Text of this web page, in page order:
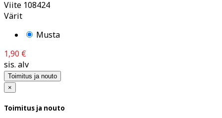
Viite 108424
Värit
Musta
1,90 €
sis. alv
Toimitus ja nouto
×
Toimitus ja nouto